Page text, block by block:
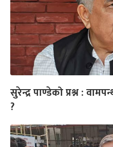
सुरेन्द्र पाण्डेको प्रश्न :
?